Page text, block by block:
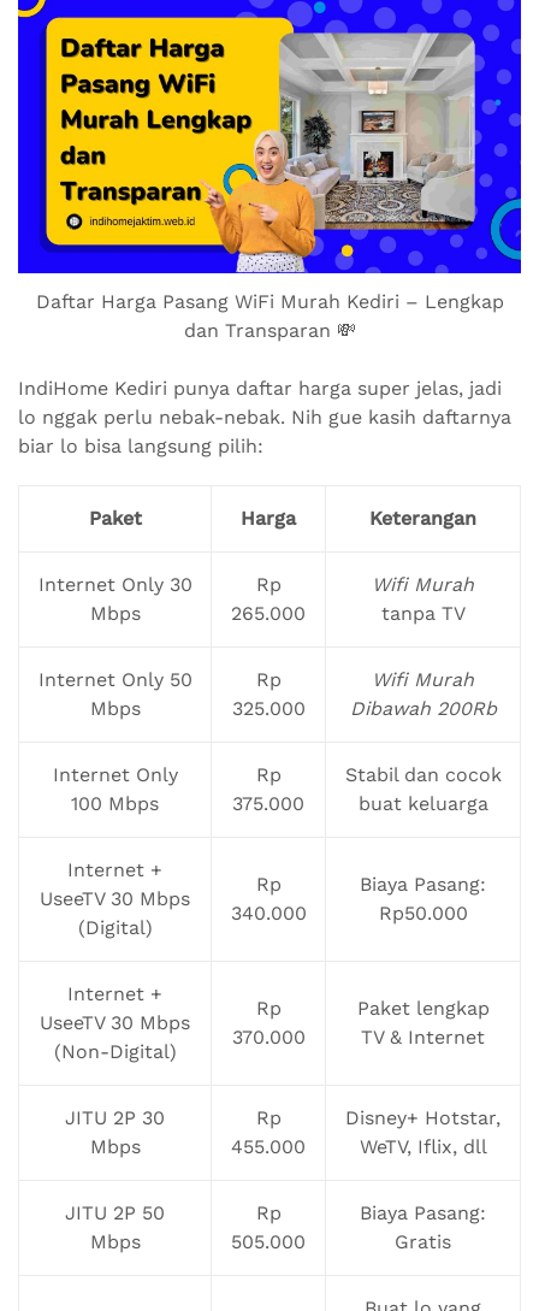
Daftar Harga Pasang WiFi Murah Kediri – Lengkap
dan Transparan 💸
IndiHome Kediri punya daftar harga super jelas, jadi
lo nggak perlu nebak-nebak. Nih gue kasih daftarnya
biar lo bisa langsung pilih:
Paket Harga Keterangan
Internet Only 30
Mbps
Rp
265.000
Wifi Murah
tanpa TV
Internet Only 50
Mbps
Rp
325.000
Wifi Murah
Dibawah 200Rb
Internet Only
100 Mbps
Rp
375.000
Stabil dan cocok
buat keluarga
Internet +
UseeTV 30 Mbps
(Digital)
Rp
340.000
Biaya Pasang:
Rp50.000
Internet +
UseeTV 30 Mbps
(Non-Digital)
Rp
370.000
Paket lengkap
TV & Internet
JITU 2P 30
Mbps
Rp
455.000
Disney+ Hotstar,
WeTV, Iflix, dll
JITU 2P 50
Mbps
Rp
505.000
Biaya Pasang:
Gratis